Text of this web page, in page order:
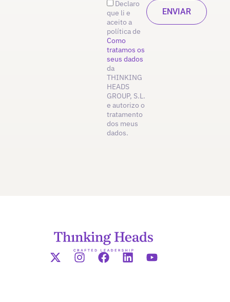
Declaro
que li e
aceito a
política de
Como
tratamos os
seus dados
da
THINKING
HEADS
GROUP, S.L.
e autorizo o
tratamento
dos meus
dados.